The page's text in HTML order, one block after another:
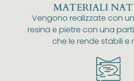
MATERIALI
Vengono realizzate con
resina e pietre con una
che le rende stabili e